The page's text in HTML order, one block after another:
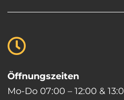
Öffnungszeiten
Mo-Do 07:00 – 12:00 &